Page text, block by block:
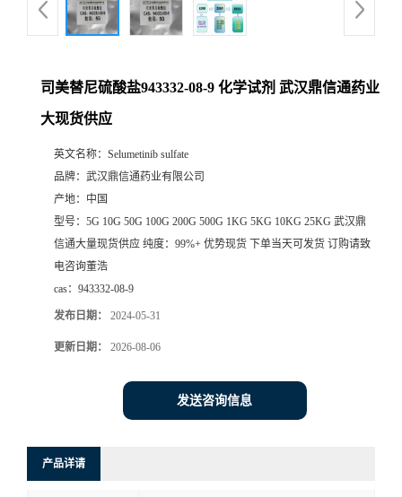
厅
司美替尼硫酸盐943332-08-9 化学试剂 武汉鼎信通药业
大现货供应
英文名称： Selumetinib sulfate
品牌： 武汉鼎信通药业有限公司
产地： 中国
型号： 5G 10G 50G 100G 200G 500G 1KG 5KG 10KG 25KG 武汉鼎
信通大量现货供应 纯度：99%+ 优势现货 下单当天可发货 订购请致
电咨询董浩
cas： 943332-08-9
发布日期： 2024-05-31
更新日期： 2026-08-06
发送咨询信息
产品详请